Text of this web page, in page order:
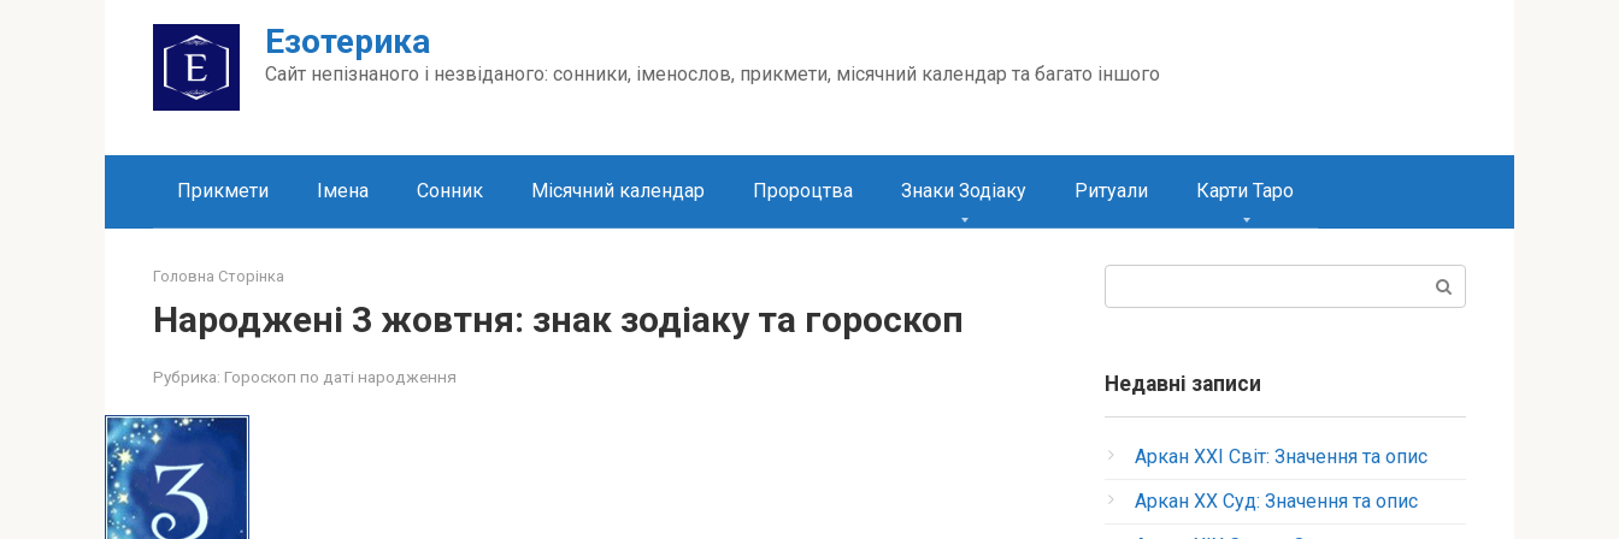
Езотерика
Сайт непізнаного і незвіданого: сонники, іменослов, прикмети, місячний календар та багато іншого
Прикмети Імена Сонник Місячний календар Пророцтва Знаки Зодіаку Ритуали Карти Таро
Головна Сторінка
Народжені 3 жовтня: знак зодіаку та гороскоп
Рубрика: Гороскоп по даті народження Недавні записи
Аркан XXI Світ: Значення та опис
Аркан XX Суд: Значення та опис